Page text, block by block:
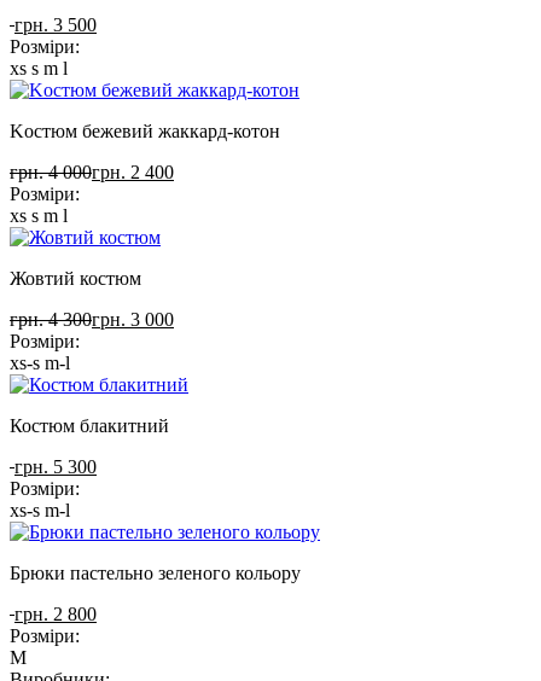
грн. 3 500
Розміри:
xs s m l
Kостюм бежевий жаккард-котон
грн. 4 000грн. 2 400
Розміри:
xs s m l
Жовтий костюм
грн. 4 300грн. 3 000
Розміри:
xs-s m-l
Костюм блакитний
грн. 5 300
Розміри:
xs-s m-l
Брюки пастельно зеленого кольору
грн. 2 800
Розміри:
M